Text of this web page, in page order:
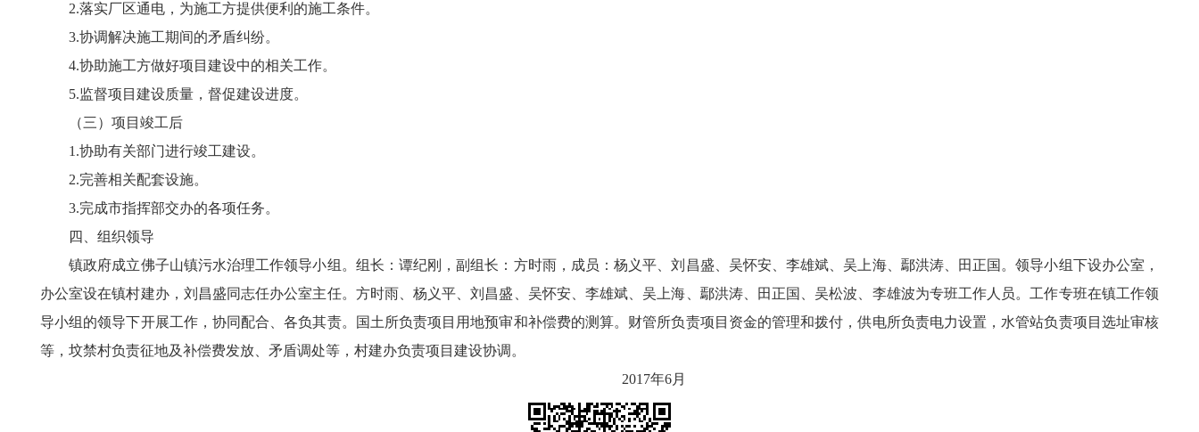
2.落实厂区通电，为施工方提供便利的施工条件。
3.协调解决施工期间的矛盾纠纷。
4.协助施工方做好项目建设中的相关工作。
5.监督项目建设质量，督促建设进度。
（三）项目竣工后
1.协助有关部门进行竣工建设。
2.完善相关配套设施。
3.完成市指挥部交办的各项任务。
四、组织领导
镇政府成立佛子山镇污水治理工作领导小组。组长：谭纪刚，副组长：方时雨，成员：杨义平、刘昌盛、吴怀安、李雄斌、吴上海、鄢洪涛、田正国。领导小组下设办公室，
办公室设在镇村建办，刘昌盛同志任办公室主任。方时雨、杨义平、刘昌盛、吴怀安、李雄斌、吴上海、鄢洪涛、田正国、吴松波、李雄波为专班工作人员。工作专班在镇工作领
导小组的领导下开展工作，协同配合、各负其责。国土所负责项目用地预审和补偿费的测算。财管所负责项目资金的管理和拨付，供电所负责电力设置，水管站负责项目选址审核
等，坟禁村负责征地及补偿费发放、矛盾调处等，村建办负责项目建设协调。
2017年6月